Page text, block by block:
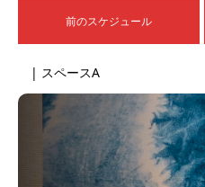
前のスケジュール
| スペースA